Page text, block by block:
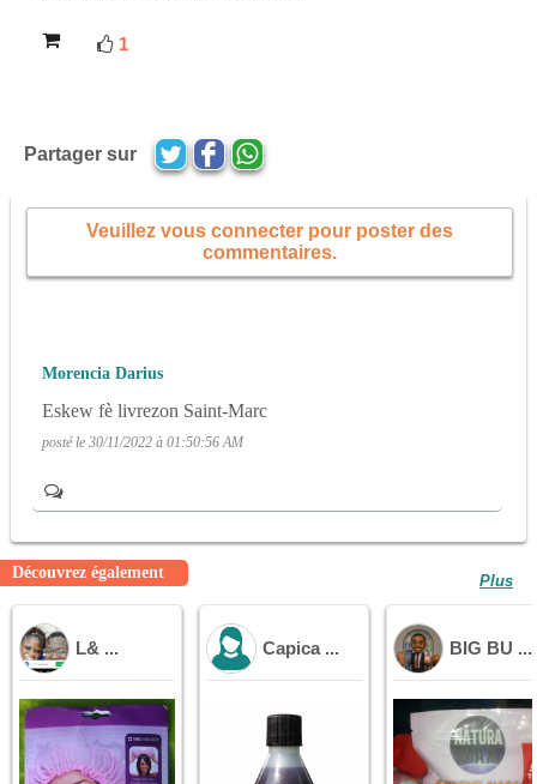
1
Partager sur
Veuillez vous connecter pour poster des
commentaires.
Morencia Darius
Eskew fè livrezon Saint-Marc
posté le 30/11/2022 à 01:50:56 AM
Découvrez également
L& ... Capica ... BIG BU ...
Plus